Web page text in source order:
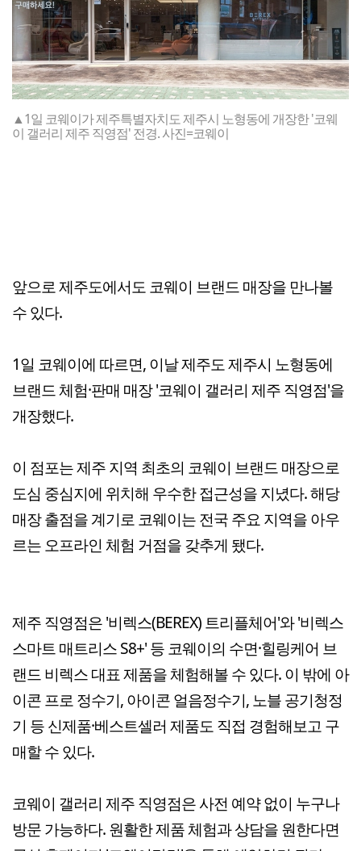
▲1일 코웨이가 제주특별자치도 제주시 노형동에 개장한 '코웨
이 갤러리 제주 직영점' 전경. 사진=코웨이
앞으로 제주도에서도 코웨이 브랜드 매장을 만나볼
수 있다.
1일 코웨이에 따르면, 이날 제주도 제주시 노형동에
브랜드 체험·판매 매장 '코웨이 갤러리 제주 직영점'을
개장했다.
이 점포는 제주 지역 최초의 코웨이 브랜드 매장으로
도심 중심지에 위치해 우수한 접근성을 지녔다. 해당
매장 출점을 계기로 코웨이는 전국 주요 지역을 아우
르는 오프라인 체험 거점을 갖추게 됐다.
제주 직영점은 '비렉스(BEREX) 트리플체어'와 '비렉스
스마트 매트리스 S8+' 등 코웨이의 수면·힐링케어 브
랜드 비렉스 대표 제품을 체험해볼 수 있다. 이 밖에 아
이콘 프로 정수기, 아이콘 얼음정수기, 노블 공기청정
기 등 신제품·베스트셀러 제품도 직접 경험해보고 구
매할 수 있다.
코웨이 갤러리 제주 직영점은 사전 예약 없이 누구나
방문 가능하다. 원활한 제품 체험과 상담을 원한다면